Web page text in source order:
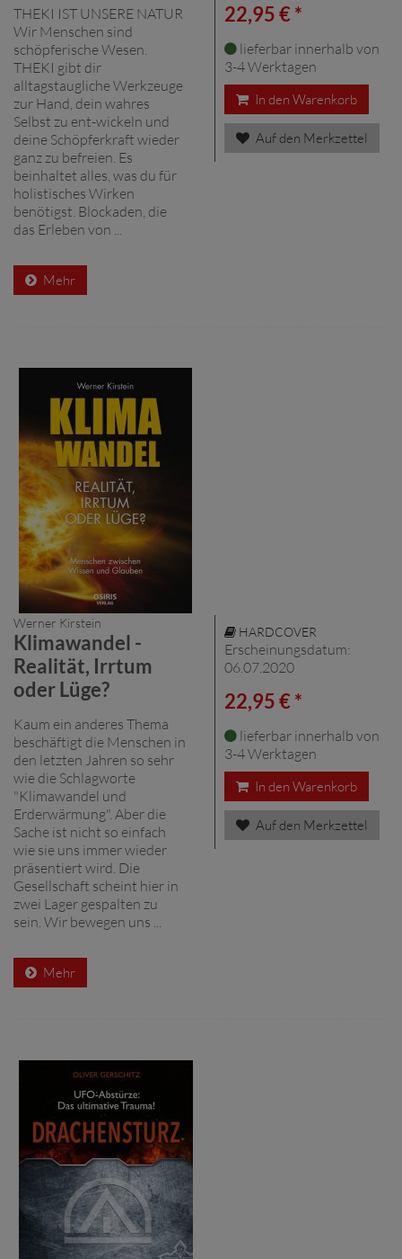
THEKI IST UNSERE NATUR
Wir Menschen sind
schöpferische Wesen.
THEKI gibt dir
alltagstaugliche Werkzeuge
zur Hand, dein wahres
Selbst zu ent-wickeln und
deine Schöpferkraft wieder
ganz zu befreien. Es
beinhaltet alles, was du für
holistisches Wirken
benötigst. Blockaden, die
das Erleben von ...
Mehr
22,95 € *
lieferbar innerhalb von
3-4 Werktagen
In den Warenkorb
Auf den Merkzettel
Werner Kirstein
Klimawandel -
Realität, Irrtum
oder Lüge?
Kaum ein anderes Thema
beschäftigt die Menschen in
den letzten Jahren so sehr
wie die Schlagworte
"Klimawandel und
Erderwärmung". Aber die
Sache ist nicht so einfach
wie sie uns immer wieder
präsentiert wird. Die
Gesellschaft scheint hier in
zwei Lager gespalten zu
sein. Wir bewegen uns ...
Mehr
HARDCOVER
Erscheinungsdatum:
06.07.2020
22,95 € *
lieferbar innerhalb von
3-4 Werktagen
In den Warenkorb
Auf den Merkzettel